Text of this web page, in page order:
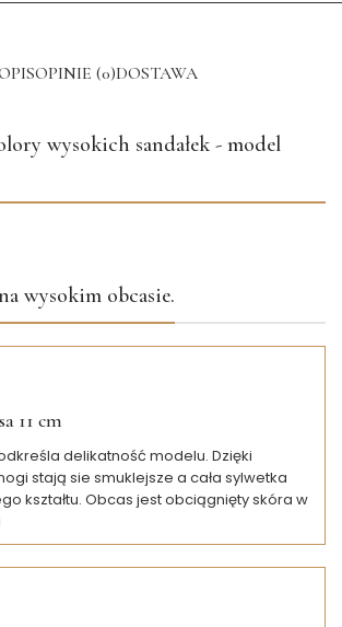
OPINIE (0)DOSTAWA
wysokich sandałek - model
wysokim obcasie.
11 cm
delikatność modelu. Dzięki
stają sie smuklejsze a cała sylwetka
kształtu. Obcas jest obciągnięty skóra w